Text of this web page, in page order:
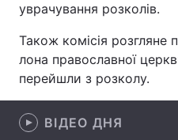
Головна
Україна
Економіка
уврачування розколів.
Також комісія розгляне
лона православної
перейшли з розколу.
ВІДЕО ДНЯ